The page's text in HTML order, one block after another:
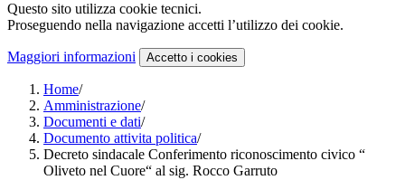
Questo sito utilizza cookie tecnici.
Proseguendo nella navigazione accetti l’utilizzo dei cookie.
Maggiori informazioni Accetto i cookies
Home/
Amministrazione/
Documenti e dati/
Documento attivita politica/
Decreto sindacale Conferimento riconoscimento civico “
Oliveto nel Cuore“ al sig. Rocco Garruto